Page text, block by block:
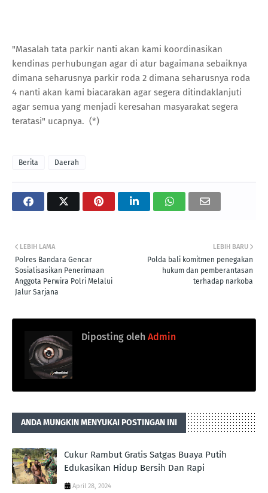
"Masalah tata parkir nanti akan kami koordinasikan
kendinas perhubungan agar di atur bagaimana sebaiknya
dimana seharusnya parkir roda 2 dimana seharusnya roda
4 nanti akan kami biacarakan agar segera ditindaklanjuti
agar semua yang menjadi keresahan masyarakat segera
teratasi" ucapnya. (*)
Berita Daerah
LEBIH BARU
Polda bali komitmen penegakan
hukum dan pemberantasan
terhadap narkoba
LEBIH LAMA
Polres Bandara Gencar
Sosialisasikan Penerimaan
Anggota Perwira Polri Melalui
Jalur Sarjana
Diposting oleh Admin
ANDA MUNGKIN MENYUKAI POSTINGAN INI
Cukur Rambut Gratis Satgas Buaya Putih
Edukasikan Hidup Bersih Dan Rapi
April 28, 2024